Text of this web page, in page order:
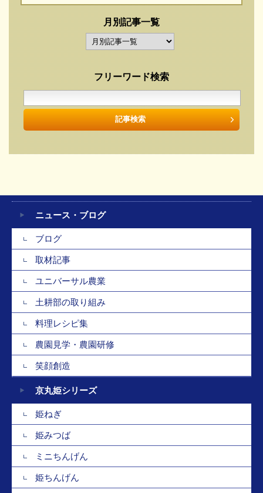
月別記事一覧
フリーワード検索
ニュース・ブログ
ブログ
取材記事
ユニバーサル農業
土耕部の取り組み
料理レシピ集
農園見学・農園研修
笑顔創造
京丸姫シリーズ
姫ねぎ
姫みつば
ミニちんげん
姫ちんげん